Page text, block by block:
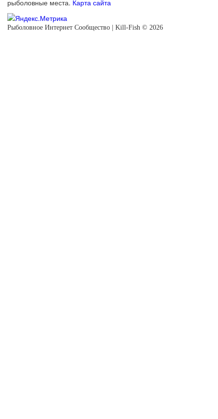
рыболовные места. Карта сайта
Рыболовное Интернет Сообщество | Kill-Fish © 2026